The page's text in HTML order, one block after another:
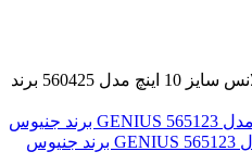
انبربالانس سایز 10 اینچ مدل 560425 برند